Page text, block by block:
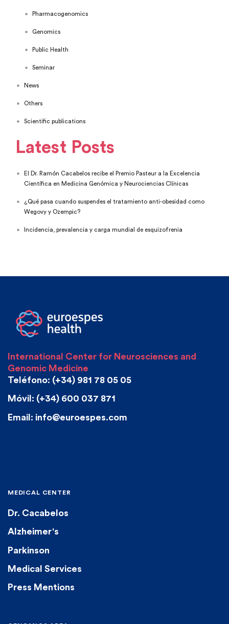
Pharmacogenomics
Genomics
Public Health
Seminar
News
Others
Scientific publications
Latest Posts
El Dr. Ramón Cacabelos recibe el Premio Pasteur a la Excelencia
Científica en Medicina Genómica y Neurociencias Clínicas
¿Qué pasa cuando suspendes el tratamiento anti-obesidad como
Wegovy y Ozempic?
Incidencia, prevalencia y carga mundial de esquizofrenia
International Center for Neurosciences and
Genomic Medicine
Teléfono: (+34) 981 78 05 05
Móvil: (+34) 600 037 871
Email: info@euroespes.com
MEDICAL CENTER
Dr. Cacabelos
Alzheimer's
Parkinson
Medical Services
Press Mentions